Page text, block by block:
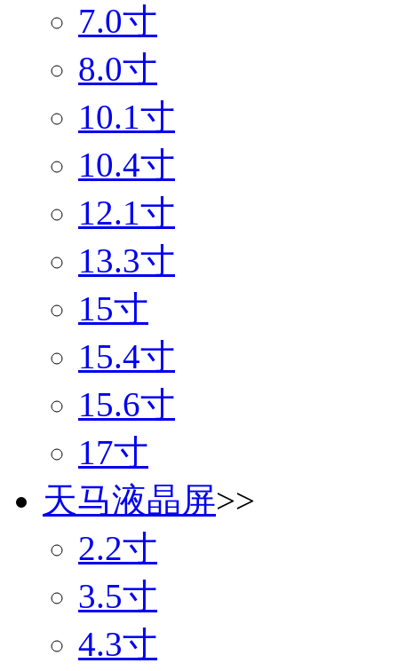
7.0寸
8.0寸
10.1寸
10.4寸
12.1寸
13.3寸
15寸
15.4寸
15.6寸
17寸
天马液晶屏>>
2.2寸
3.5寸
4.3寸